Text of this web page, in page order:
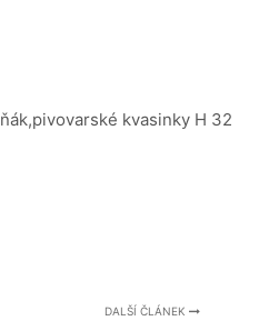
kvasinky H 32
DALŠÍ ČLÁNEK